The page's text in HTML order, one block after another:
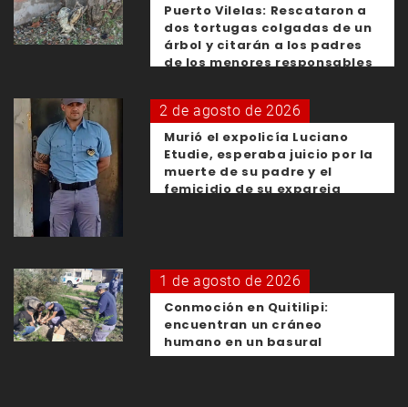
Puerto Vilelas: Rescataron a
dos tortugas colgadas de un
árbol y citarán a los padres
de los menores responsables
2 de agosto de 2026
Murió el expolicía Luciano
Etudie, esperaba juicio por la
muerte de su padre y el
femicidio de su expareja
1 de agosto de 2026
Conmoción en Quitilipi:
encuentran un cráneo
humano en un basural